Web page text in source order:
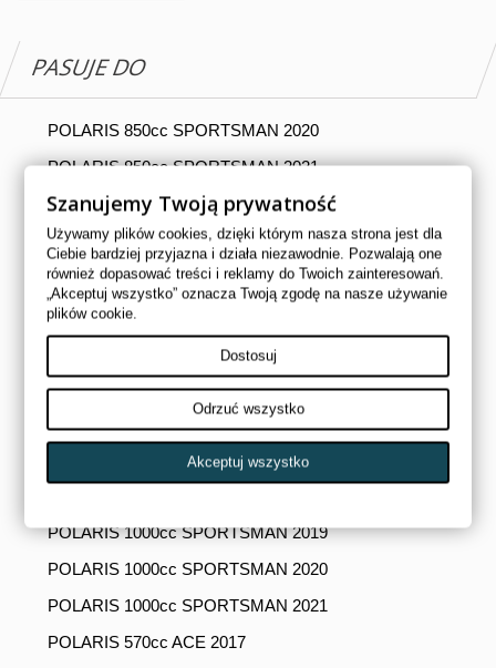
PASUJE DO
POLARIS 850cc SPORTSMAN 2020
POLARIS 850cc SPORTSMAN 2021
POLARIS 1000cc RANGER 2020
POLARIS 1000cc RANGER 2021
POLARIS 570cc SPORTSMAN 2018
POLARIS 570cc SPORTSMAN 2019
POLARIS 570cc SPORTSMAN 2020
POLARIS 570cc SPORTSMAN 2021
POLARIS 1000cc SCRAMBLER 2020
POLARIS 1000cc SCRAMBLER 2021
POLARIS 1000cc SPORTSMAN 2019
POLARIS 1000cc SPORTSMAN 2020
POLARIS 1000cc SPORTSMAN 2021
POLARIS 570cc ACE 2017
Szanujemy Twoją prywatność
Używamy plików cookies, dzięki którym nasza strona jest dla
Ciebie bardziej przyjazna i działa niezawodnie. Pozwalają one
również dopasować treści i reklamy do Twoich zainteresowań.
„Akceptuj wszystko” oznacza Twoją zgodę na nasze używanie
plików cookie.
Dostosuj
Odrzuć wszystko
Akceptuj wszystko